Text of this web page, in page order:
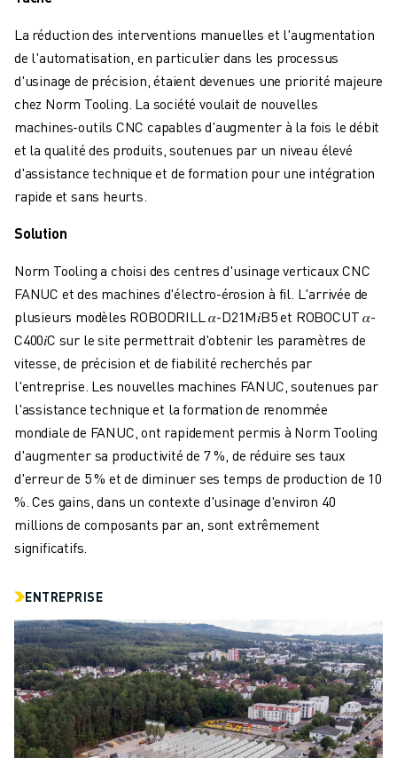
FANUC ACADEMY
SOLUTIONS POUR LES INDUSTRIES
SOLUTIONS POUR L'ÉDUCATION
WORLDSKILLS ET JEUNES TALENTS
ÉVÉNEMENTS ÉDUCATIFS
ACTUALITÉS ET MÉDIAS
ACTUALITÉS ET MÉDIAS
EVÉNEMENTS
ÉVÉNEMENTS ÉDUCATIFS
A PROPOS DE FANUC
CARRIÈRE
FAÇONNEZ VOTRE AVENIR AVEC FANUC
REJOIGNEZ-NOUS
CONTACT
LOCALISATION DES SITES
IMPRESSION
La réduction des interventions manuelles et l'augmentation
de l'automatisation, en particulier dans les processus
d'usinage de précision, étaient devenues une priorité majeure
chez Norm Tooling. La société voulait de nouvelles
machines-outils CNC capables d'augmenter à la fois le débit
et la qualité des produits, soutenues par un niveau élevé
d'assistance technique et de formation pour une intégration
rapide et sans heurts.
Solution
Norm Tooling a choisi des centres d'usinage verticaux CNC
FANUC et des machines d'électro-érosion à fil. L'arrivée de
plusieurs modèles ROBODRILL 𝛼-D21M𝑖B5 et ROBOCUT 𝛼-
C400𝑖C sur le site permettrait d'obtenir les paramètres de
vitesse, de précision et de fiabilité recherchés par
l'entreprise. Les nouvelles machines FANUC, soutenues par
l'assistance technique et la formation de renommée
mondiale de FANUC, ont rapidement permis à Norm Tooling
d'augmenter sa productivité de 7 %, de réduire ses taux
d'erreur de 5 % et de diminuer ses temps de production de 10
%. Ces gains, dans un contexte d'usinage d'environ 40
millions de composants par an, sont extrêmement
significatifs.
ENTREPRISE